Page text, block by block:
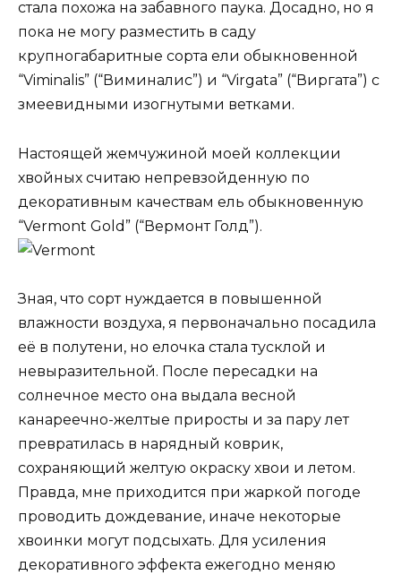
стала похожа на забавного паука. Досадно, но я
пока не могу разместить в саду
крупногабаритные сорта ели обыкновенной
“Viminalis” (“Виминалис”) и “Virgata” (“Виргата”) с
змеевидными изогнутыми ветками.
Настоящей жемчужиной моей коллекции
хвойных считаю непревзойденную по
декоративным качествам ель обыкновенную
“Vermont Gold” (“Вермонт Голд”).
Зная, что сорт нуждается в повышенной
влажности воздуха, я первоначально посадила
её в полутени, но елочка стала тусклой и
невыразительной. После пересадки на
солнечное место она выдала весной
канареечно-желтые приросты и за пару лет
превратилась в нарядный коврик,
сохраняющий желтую окраску хвои и летом.
Правда, мне приходится при жаркой погоде
проводить дождевание, иначе некоторые
хвоинки могут подсыхать. Для усиления
декоративного эффекта ежегодно меняю